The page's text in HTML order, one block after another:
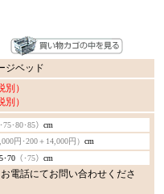
ジベッド
別）
別）
･75･80･85） cm
円･200＋14,000円） cm
･70 （･75） cm
電話にてお問い合わせくださ